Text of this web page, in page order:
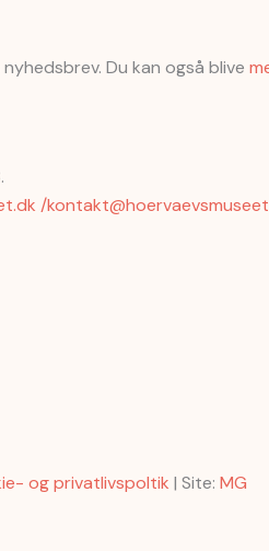
Du kan også blive
/
og privatlivspoltik | Site: MG